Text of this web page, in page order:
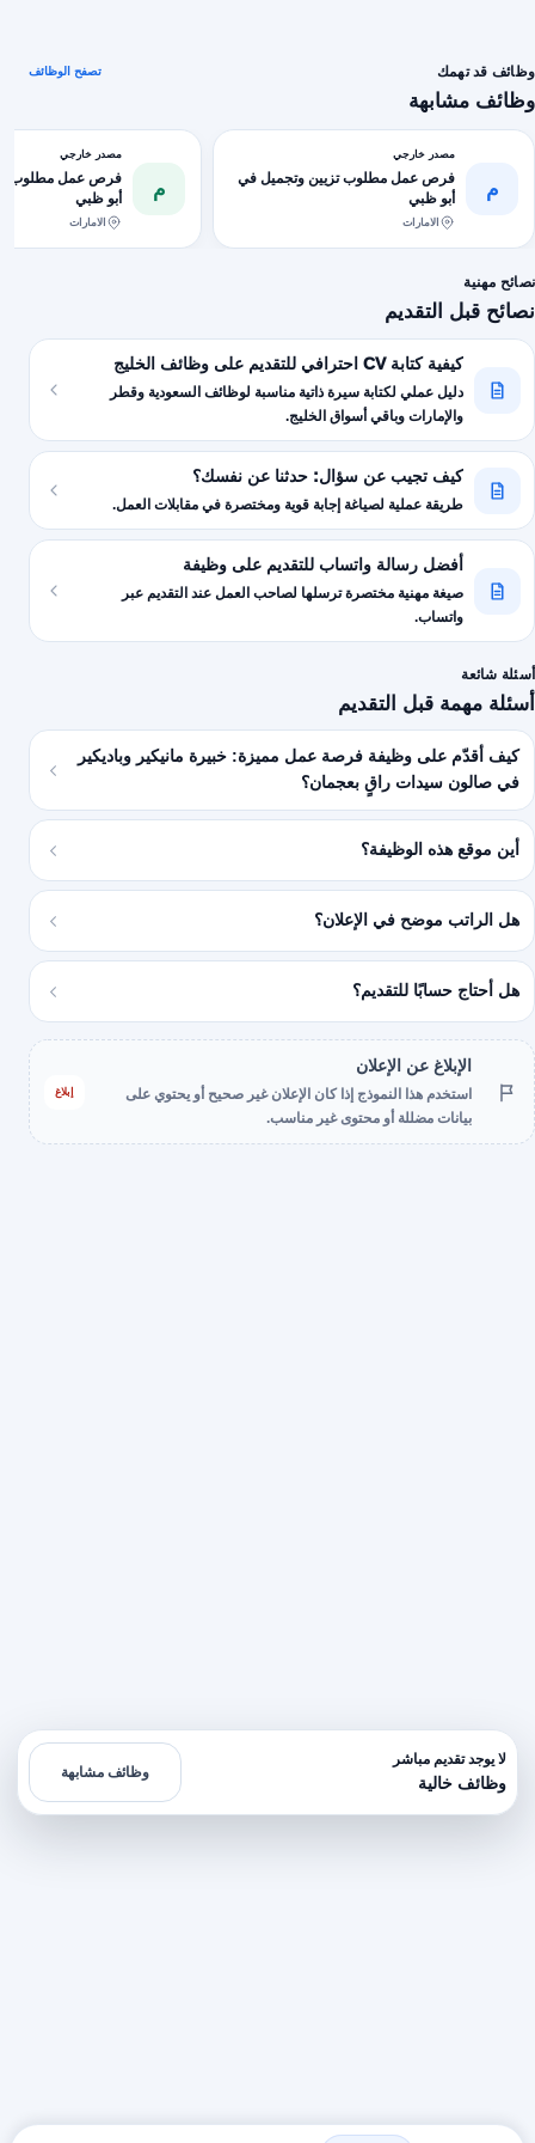
وظائف قد تهمك
وظائف مشابهة
تصفح الوظائف
م
مصدر خارجي
فرص عمل مطلوب تزيين وتجميل في
أبو ظبي
الامارات
م
مصدر خارجي
فرص عمل مطلوب
أبو ظبي
الامارات
نصائح مهنية
نصائح قبل التقديم
كيفية كتابة CV احترافي للتقديم على وظائف الخليج
دليل عملي لكتابة سيرة ذاتية مناسبة لوظائف السعودية وقطر
والإمارات وباقي أسواق الخليج.
كيف تجيب عن سؤال: حدثنا عن نفسك؟
طريقة عملية لصياغة إجابة قوية ومختصرة في مقابلات العمل.
أفضل رسالة واتساب للتقديم على وظيفة
صيغة مهنية مختصرة ترسلها لصاحب العمل عند التقديم عبر
واتساب.
أسئلة شائعة
أسئلة مهمة قبل التقديم
كيف أقدّم على وظيفة فرصة عمل مميزة: خبيرة مانيكير وباديكير
في صالون سيدات راقٍ بعجمان؟
أين موقع هذه الوظيفة؟
هل الراتب موضح في الإعلان؟
هل أحتاج حسابًا للتقديم؟
الإبلاغ عن الإعلان
استخدم هذا النموذج إذا كان الإعلان غير صحيح أو يحتوي على
بيانات مضللة أو محتوى غير مناسب.
إبلاغ
لا يوجد تقديم مباشر
وظائف خالية
وظائف مشابهة